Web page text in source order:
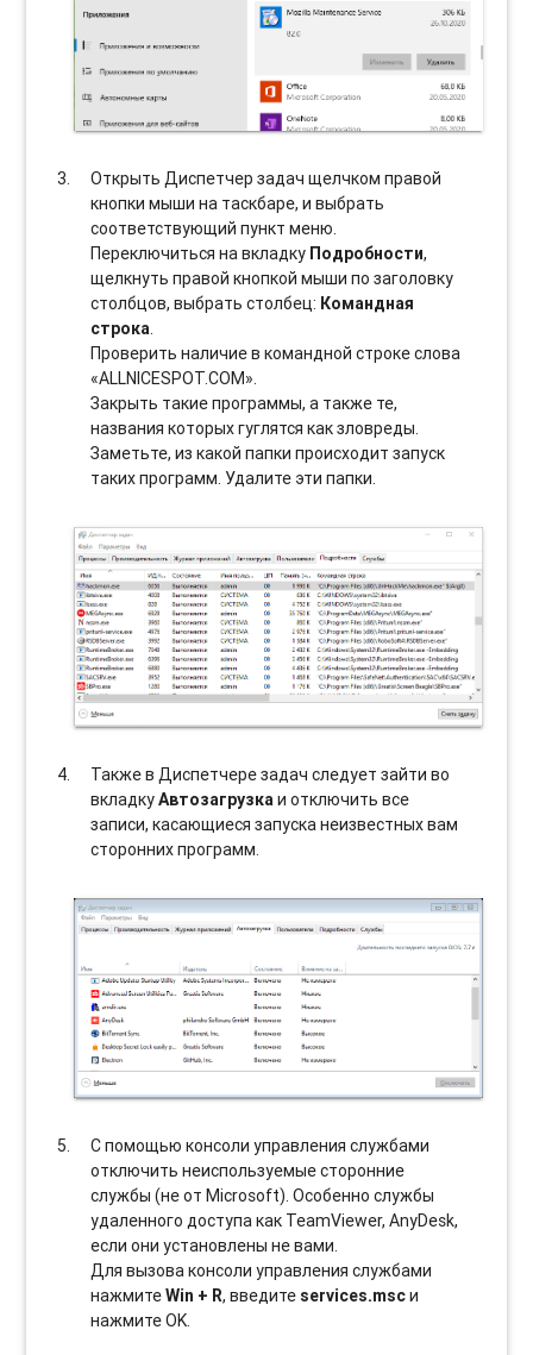
Открыть Диспетчер задач щелчком правой
кнопки мыши на таскбаре, и выбрать
соотвeтствующий пункт меню.
Переключиться на вкладку Подробности,
щелкнуть правой кнопкой мыши по заголовку
столбцов, выбрать столбец: Командная
строка.
Проверить наличие в командной строке слова
«ALLNICESPOT.COM».
Закрыть такие программы, а также те,
названия которых гуглятся как зловреды.
Заметьте, из какой папки происходит запуск
таких программ. Удалите эти папки.
Также в Диспетчере задач следует зайти во
вкладкуАвтозагрузкаи отключить все
записи, касающиеся запуска неизвестных вам
сторонних программ.
С помощью консоли управления службами
отключить неиспользуемые сторонние
службы (не от Microsoft). Особенно службы
удаленного доступа как TeamViewer, AnyDesk,
если они установлены не вами.
Для вызова консоли управления службами
нажмитеWin + R, введите services.mscи
нажмите OK.